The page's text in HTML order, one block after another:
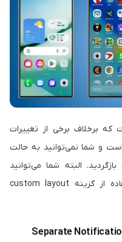
که برخلاف برخی از تغییرات
و شما نمی‌توانید به حالت
البته شما می‌توانید
ترتیب نمایش اپلیکیشن‌ها را با استفاده از گزینه‌ custom layout